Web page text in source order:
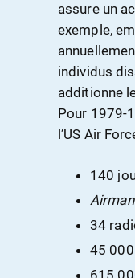
assure un
exemple,
individus
additionne
Pour 1979-
l’US Air
140
34
45 000